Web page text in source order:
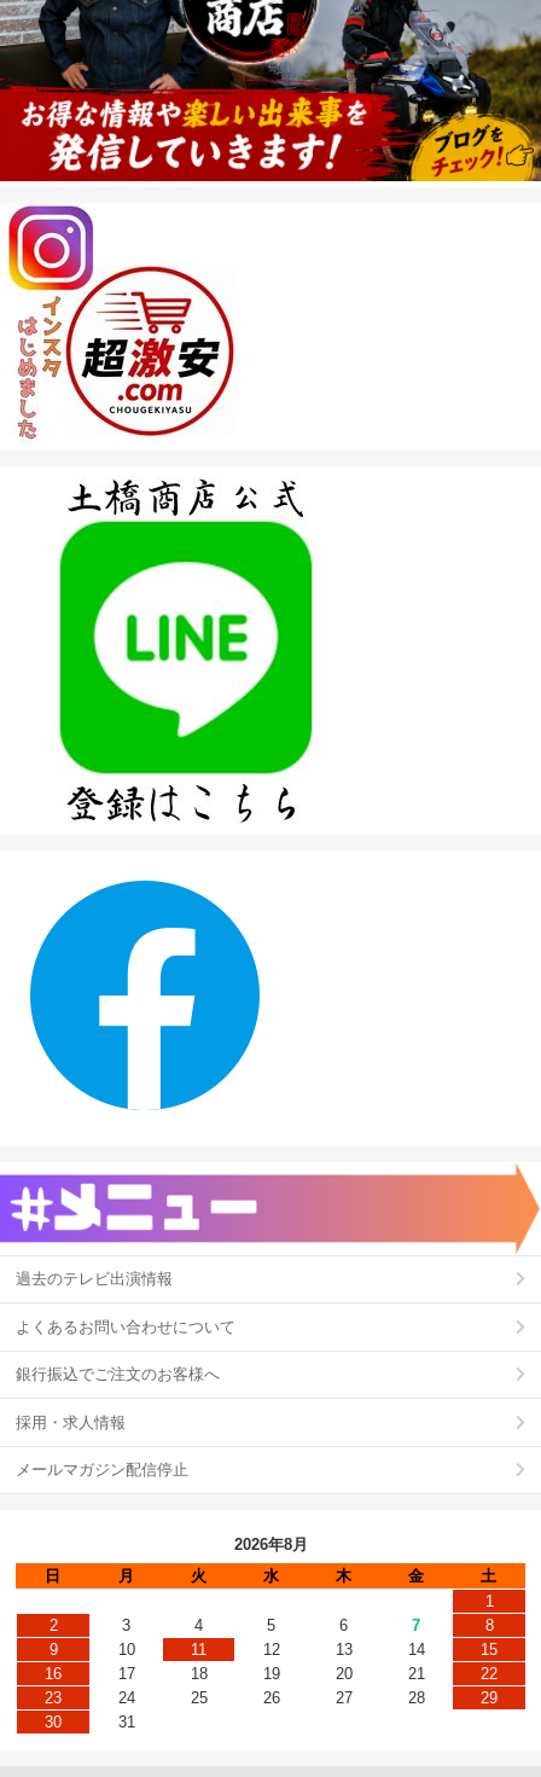
過去のテレビ出演情報
よくあるお問い合わせについて
銀行振込でご注文のお客様へ
採用・求人情報
メールマガジン配信停止
2026年8月
日
月 火 水 木 金
土
1
2
3 4 5 6 7
8
9
10 11 12 13 14
15
16
17 18 19 20 21
22
23
24 25 26 27 28
29
30
31